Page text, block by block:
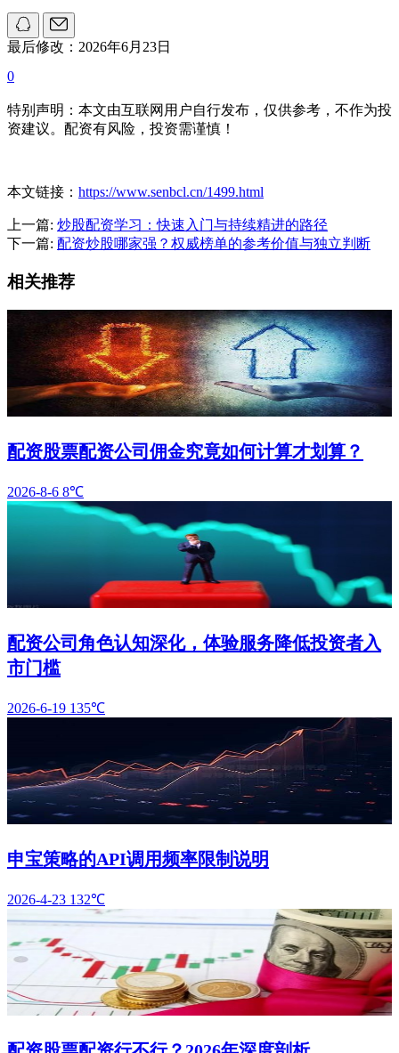
最后修改：2026年6月23日
0
特别声明：本文由互联网用户自行发布，仅供参考，不作为投
资建议。配资有风险，投资需谨慎！
本文链接： https://www.senbcl.cn/1499.html
上一篇: 炒股配资学习：快速入门与持续精进的路径
下一篇: 配资炒股哪家强？权威榜单的参考价值与独立判断
相关推荐
配资股票配资公司佣金究竟如何计算才划算？
2026-8-6 8℃
配资公司角色认知深化，体验服务降低投资者入
市门槛
2026-6-19 135℃
申宝策略的API调用频率限制说明
2026-4-23 132℃